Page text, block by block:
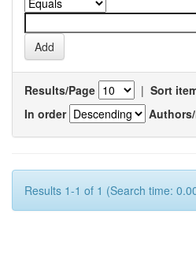
Results/Page | Sort
In order
Results 1-1 of 1 (Search time: